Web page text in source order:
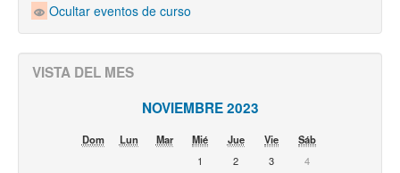
Ocultar eventos de curso
VISTA DEL MES
NOVIEMBRE 2023
Dom Lun Mar Mié Jue Vie
Sáb
1
2 3
4